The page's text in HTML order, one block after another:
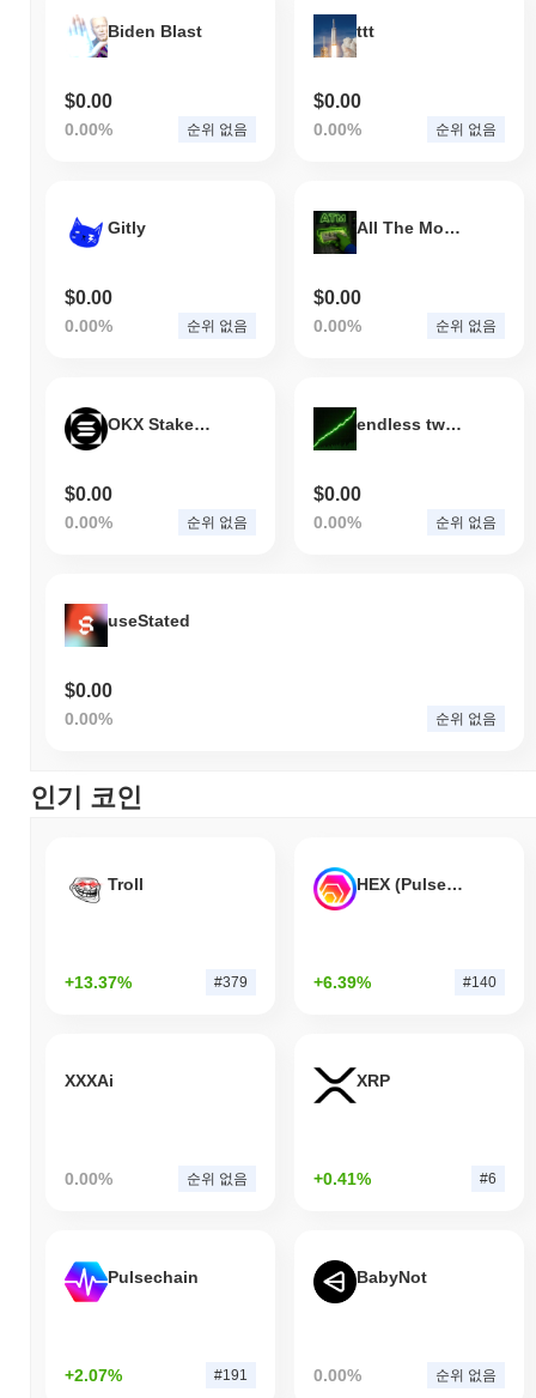
Biden Blast
$0.00
0.00% 순위 없음
ttt
$0.00
0.00% 순위 없음
Gitly
$0.00
0.00% 순위 없음
All The Money
$0.00
0.00% 순위 없음
OKX Staked SOL
$0.00
0.00% 순위 없음
endless twap bid
$0.00
0.00% 순위 없음
useStated
$0.00
0.00% 순위 없음
인기 코인
Troll
+13.37% #379
HEX (Pulsechain)
+6.39% #140
XXXAi
0.00% 순위 없음
XRP
+0.41% #6
Pulsechain
+2.07% #191
BabyNot
0.00% 순위 없음